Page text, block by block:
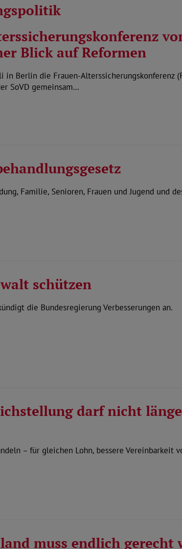
Blick auf Reformen
in Berlin die Frauen-Alterssicherungskonferenz
SoVD gemeinsam…
Familie, Senioren, Frauen und Jugend und
schützen
die Bundesregierung Verbesserungen an.
darf nicht
– für gleichen Lohn, bessere Vereinbarkeit
muss endlich gerecht